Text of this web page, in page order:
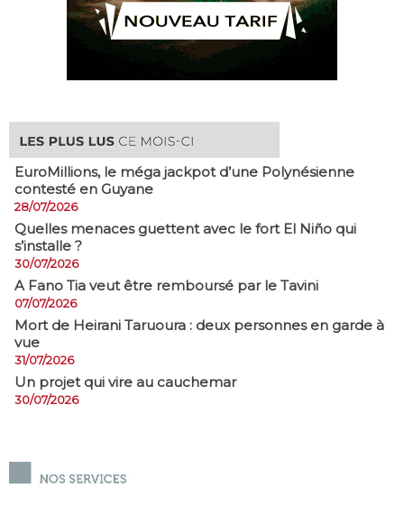
EuroMillions, ​le méga jackpot d’une Polynésienne
contesté en Guyane
28/07/2026
Quelles menaces guettent avec le fort El Niño qui
s’installe ?
30/07/2026
A Fano Tia veut être remboursé par le Tavini
07/07/2026
Mort de Heirani Taruoura : deux personnes en garde à
vue
31/07/2026
Un projet qui vire au cauchemar
30/07/2026